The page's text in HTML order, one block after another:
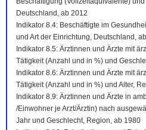
Deutschland, ab 2012
Indikator 8.4: Beschäftigte im
und Art der Einrichtung, Deutschland,
Indikator 8.5: Ärztinnen und Ärzte mit
Tätigkeit (Anzahl und in %) und
Indikator 8.6: Ärztinnen und Ärzte mit
Tätigkeit (Anzahl und in %) und Alter,
Indikator 8.9: Ärztinnen und Ärzte in
/Einwohner je Arzt/Ärztin) nach
Jahr und Geschlecht, Region, ab 1980